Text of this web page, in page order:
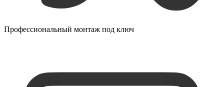
Профессиональный монтаж под ключ